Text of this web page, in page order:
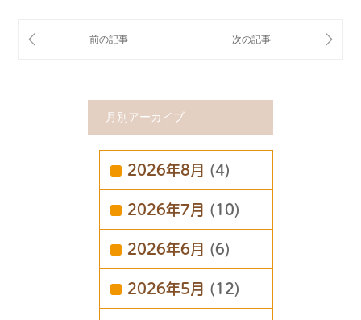
月別アーカイブ
2026年8月 (4)
2026年7月 (10)
2026年6月 (6)
2026年5月 (12)